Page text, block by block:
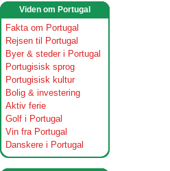
Viden om Portugal
Fakta om Portugal
Rejsen til Portugal
Byer & steder i Portugal
Portugisisk sprog
Portugisisk kultur
Bolig & investering
Aktiv ferie
Golf i Portugal
Vin fra Portugal
Danskere i Portugal